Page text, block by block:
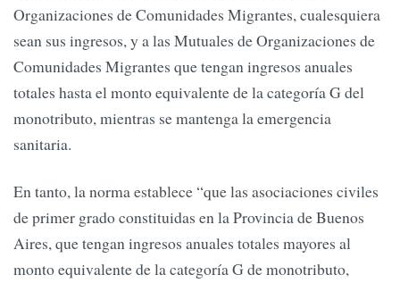
Organizaciones de Comunidades Migrantes, cualesquiera
sean sus ingresos, y a las Mutuales de Organizaciones de
Comunidades Migrantes que tengan ingresos anuales
totales hasta el monto equivalente de la categoría G del
monotributo, mientras se mantenga la emergencia
sanitaria.
En tanto, la norma establece “que las asociaciones civiles
de primer grado constituidas en la Provincia de Buenos
Aires, que tengan ingresos anuales totales mayores al
monto equivalente de la categoría G de monotributo,